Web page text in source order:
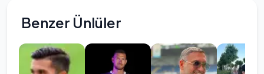
Benzer Ünlüler